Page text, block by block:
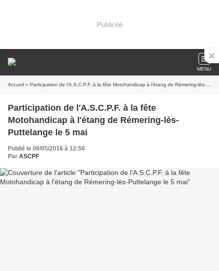
Publicité
MENU
Accueil » Participation de l'A.S.C.P.F. à la fête Motohandicap à l'étang de Rémering-lès-Puttelange le 5 mai
Participation de l'A.S.C.P.F. à la fête
Motohandicap à l'étang de Rémering-lès-
Puttelange le 5 mai
Publié le 06/05/2016 à 12:56
Par ASCPF